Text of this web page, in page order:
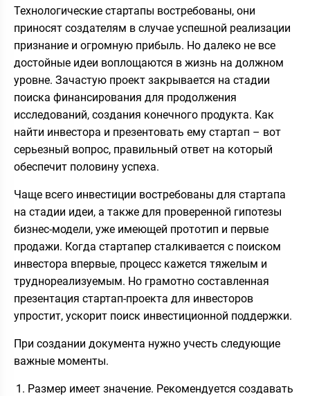
Технологические стартапы востребованы, они
приносят создателям в случае успешной реализации
признание и огромную прибыль. Но далеко не все
достойные идеи воплощаются в жизнь на должном
уровне. Зачастую проект закрывается на стадии
поиска финансирования для продолжения
исследований, создания конечного продукта. Как
найти инвестора и презентовать ему стартап – вот
серьезный вопрос, правильный ответ на который
обеспечит половину успеха.
Чаще всего инвестиции востребованы для стартапа
на стадии идеи, а также для проверенной гипотезы
бизнес-модели, уже имеющей прототип и первые
продажи. Когда стартапер сталкивается с поиском
инвестора впервые, процесс кажется тяжелым и
труднореализуемым. Но грамотно составленная
презентация стартап-проекта для инвесторов
упростит, ускорит поиск инвестиционной поддержки.
При создании документа нужно учесть следующие
важные моменты.
Размер имеет значение. Рекомендуется создавать